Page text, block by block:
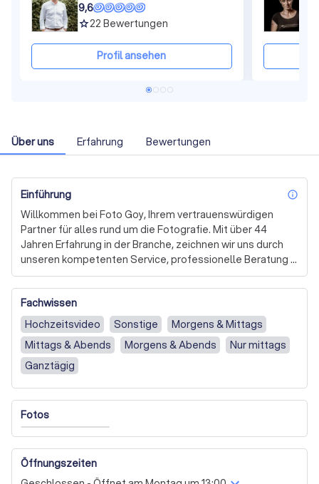
9,6
grade22 Bewertungen
Profil ansehen
Über uns Erfahrung Bewertungen
Einführung
Willkommen bei Foto Goy, Ihrem vertrauenswürdigen
Partner für alles rund um die Fotografie. Mit über 44
Jahren Erfahrung in der Branche, zeichnen wir uns durch
unseren kompetenten Service, professionelle Beratung
und hohen technischen Standard aus. Wir sind stets auf
dem neuesten Stand der aktuellen Trends in der
Fotografie und bieten eine breite Palette an
Dienstleistungen an.
Bei Foto Goy steht der Kunde im Mittelpunkt. Wir nehmen
uns gerne die Zeit, um Ihre individuellen Bedürfnisse zu
Bilderrahmen, sondern auch eine umfassende und
kompetente Beratung.
Wir sind stolz darauf, dass wir uns durch unsere Expertise
und unser Engagement für den Kundenservice
Fachwissen
Hochzeitsvideo
Sonstige
Morgens & Mittags
Mittags & Abends
Morgens & Abends
Nur mittags
Ganztägig
Fotos
Öffnungszeiten